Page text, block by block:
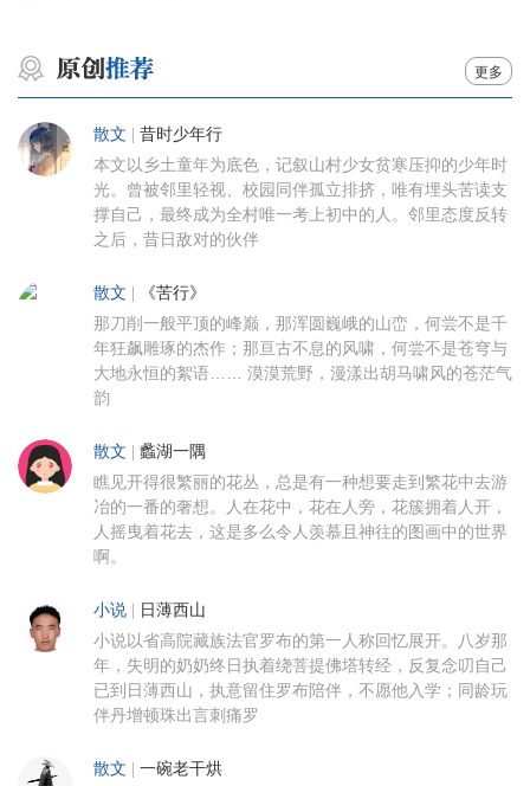
更多
散文 昔时少年行
本文以乡土童年为底色，记叙山村少女贫寒压抑的少年时
光。曾被邻里轻视、校园同伴孤立排挤，唯有埋头苦读支
撑自己，最终成为全村唯一考上初中的人。邻里态度反转
之后，昔日敌对的伙伴
散文 《苦行》
那刀削一般平顶的峰巅，那浑圆巍峨的山峦，何尝不是千
年狂飙雕琢的杰作；那亘古不息的风啸，何尝不是苍穹与
大地永恒的絮语…… 漠漠荒野，漫漾出胡马啸风的苍茫气
韵
散文 蠡湖一隅
瞧见开得很繁丽的花丛，总是有一种想要走到繁花中去游
冶的一番的奢想。人在花中，花在人旁，花簇拥着人开，
人摇曳着花去，这是多么令人羡慕且神往的图画中的世界
啊。
小说 日薄西山
小说以省高院藏族法官罗布的第一人称回忆展开。八岁那
年，失明的奶奶终日执着绕菩提佛塔转经，反复念叨自己
已到日薄西山，执意留住罗布陪伴，不愿他入学；同龄玩
伴丹增顿珠出言刺痛罗
散文 一碗老干烘